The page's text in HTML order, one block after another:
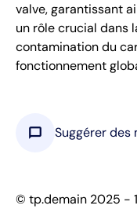
valve, garantissant
un rôle crucial dans
contamination du
fonctionnement
chat_bubble Suggérer
© tp.demain 2025 -